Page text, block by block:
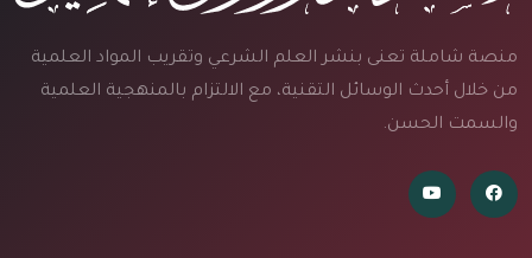
منصة شاملة تعنى بنشر العلم الشرعي وتقريب المواد العلمية
من خلال أحدث الوسائل التقنية، مع الالتزام بالمنهجية العلمية
والسمت الحسن.